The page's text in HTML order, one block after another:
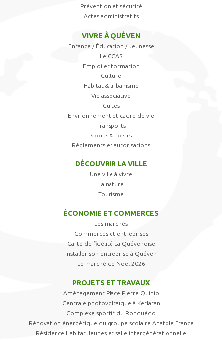
Prévention et sécurité
Actes administratifs
VIVRE À QUÉVEN
Enfance / Éducation / Jeunesse
Le CCAS
Emploi et formation
Culture
Habitat & urbanisme
Vie associative
Cultes
Environnement et cadre de vie
Transports
Sports & Loisirs
Règlements et autorisations
DÉCOUVRIR LA VILLE
Une ville à vivre
La nature
Tourisme
ÉCONOMIE ET COMMERCES
Les marchés
Commerces et entreprises
Carte de fidélité La Quévenoise
Installer son entreprise à Quéven
Le marché de Noël 2026
PROJETS ET TRAVAUX
Aménagement Place Pierre Quinio
Centrale photovoltaïque à Kerlaran
Complexe sportif du Ronquédo
Rénovation énergétique du groupe scolaire Anatole France
Résidence Habitat Jeunes et salle intergénérationnelle